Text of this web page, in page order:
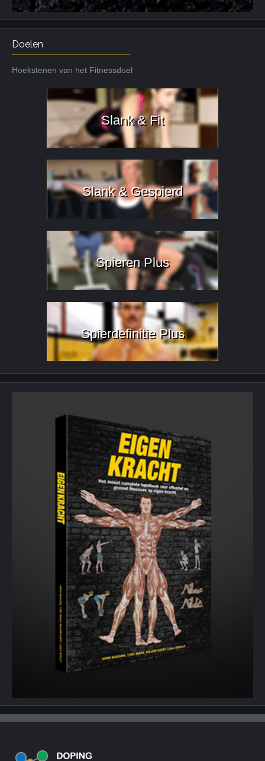
Doelen
Hoekstenen van het Fitnessdoel
Slank & Fit
Slank & Gespierd
Spieren Plus
Spierdefinitie Plus